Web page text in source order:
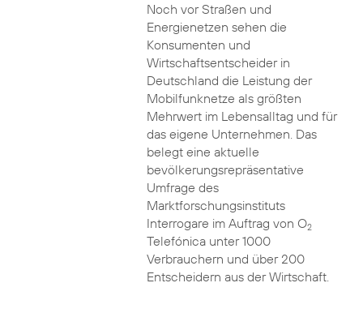
Noch vor Straßen und
Energienetzen sehen die
Konsumenten und
Wirtschaftsentscheider in
Deutschland die Leistung der
Mobilfunknetze als größten
Mehrwert im Lebensalltag und für
das eigene Unternehmen. Das
belegt eine aktuelle
bevölkerungsrepräsentative
Umfrage des
Marktforschungsinstituts
Interrogare im Auftrag von O2
Telefónica unter 1000
Verbrauchern und über 200
Entscheidern aus der Wirtschaft.